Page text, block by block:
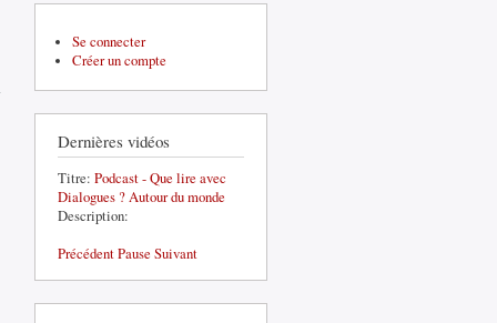
Se connecter
Créer un compte
Dernières vidéos
Titre: Podcast - Que lire avec
Dialogues ? Autour du monde
Description:
PrécédentPause Suivant